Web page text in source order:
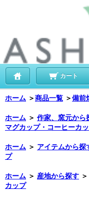
カート
ホーム ＞商品一覧 ＞備前
ホーム ＞ 作家、窯元から
マグカップ・コーヒーカ
ホーム ＞ アイテムから探
プ
ホーム ＞ 産地から探す ＞
カップ